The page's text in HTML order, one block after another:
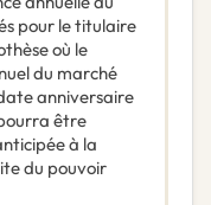
pour le titulaire
où le
du marché
anniversaire
être
à la
du pouvoir